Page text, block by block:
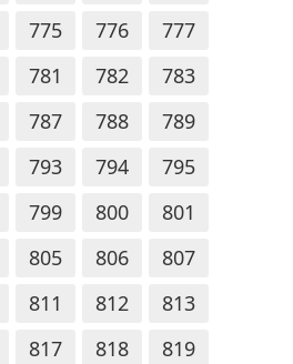
775 776
777
781 782
783
787 788
789
793 794
795
799 800
801
805 806
807
811 812
813
817 818
819